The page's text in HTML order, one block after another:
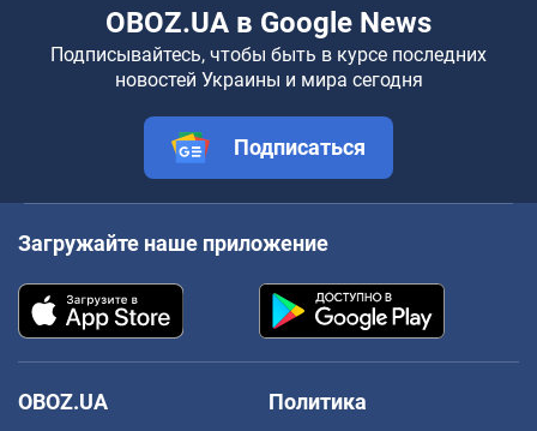
OBOZ.UA в Google News
Подписывайтесь, чтобы быть в курсе последних
новостей Украины и мира сегодня
Подписаться
Загружайте наше приложение
OBOZ.UA
Политика